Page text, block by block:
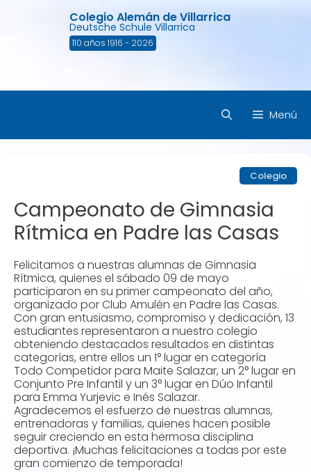
Colegio Alemán de Villarrica
Deutsche Schule Villarrica
110 años 1916 - 2026
Menú
Colegio
Campeonato de Gimnasia
Rítmica en Padre las Casas
Felicitamos a nuestras alumnas de Gimnasia
Rítmica, quienes el sábado 09 de mayo
participaron en su primer campeonato del año,
organizado por Club Amulén en Padre las Casas.
Con gran entusiasmo, compromiso y dedicación, 13
estudiantes representaron a nuestro colegio
obteniendo destacados resultados en distintas
categorías, entre ellos un 1° lugar en categoría
Todo Competidor para Maite Salazar, un 2° lugar en
Conjunto Pre Infantil y un 3° lugar en Dúo Infantil
para Emma Yurjevic e Inés Salazar.
Agradecemos el esfuerzo de nuestras alumnas,
entrenadoras y familias, quienes hacen posible
seguir creciendo en esta hermosa disciplina
deportiva. ¡Muchas felicitaciones a todas por este
gran comienzo de temporada!